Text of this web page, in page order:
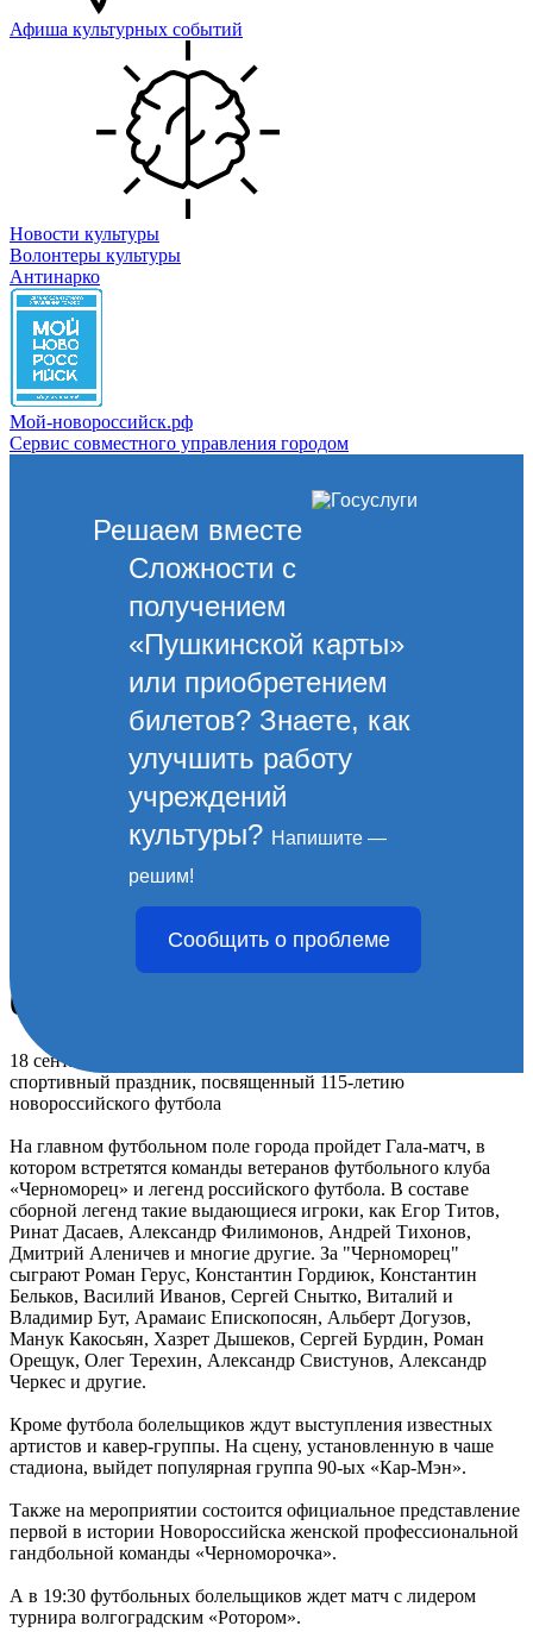
Афиша культурных событий
Новости культуры
Волонтеры культуры
Антинарко
Мой-новороссийск.рф
Сервис совместного управления городом
Решаем вместе
Сложности с
получением
«Пушкинской карты»
или приобретением
билетов? Знаете, как
улучшить работу
учреждений
культуры? Напишите —
решим!
Сообщить о проблеме
В честь 115-летия
новороссийского футбола в
городе-герое состоится
большой праздник
18 сентября на стадионе «Центральный» состоится большой
спортивный праздник, посвященный 115-летию
новороссийского футбола
На главном футбольном поле города пройдет Гала-матч, в
котором встретятся команды ветеранов футбольного клуба
«Черноморец» и легенд российского футбола. В составе
сборной легенд такие выдающиеся игроки, как Егор Титов,
Ринат Дасаев, Александр Филимонов, Андрей Тихонов,
Дмитрий Аленичев и многие другие. За "Черноморец"
сыграют Роман Герус, Константин Гордиюк, Константин
Бельков, Василий Иванов, Сергей Снытко, Виталий и
Владимир Бут, Арамаис Епископосян, Альберт Догузов,​
Манук Какосьян, Хазрет Дышеков, Сергей Бурдин, Роман
Орещук, Олег Терехин, Александр Свистунов, Александр
Черкес​ и другие.
Кроме футбола болельщиков ждут выступления известных
артистов и кавер-группы. На сцену, установленную в чаше
стадиона, выйдет популярная группа 90-ых «Кар-Мэн».
Также на мероприятии состоится официальное представление
первой в истории Новороссийска женской профессиональной
гандбольной команды «Черноморочка».
А в 19:30 футбольных болельщиков ждет матч с лидером
турнира волгоградским «Ротором».